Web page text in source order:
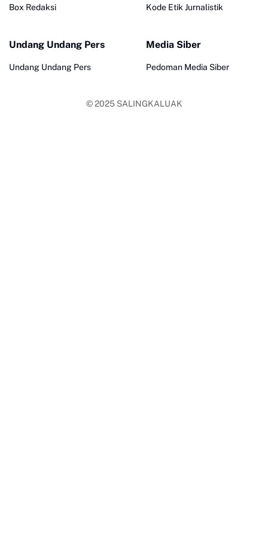
Box Redaksi Kode Etik Jurnalistik
Undang Undang Pers
Undang Undang Pers
Media Siber
Pedoman Media Siber
© 2025 SALINGKALUAK